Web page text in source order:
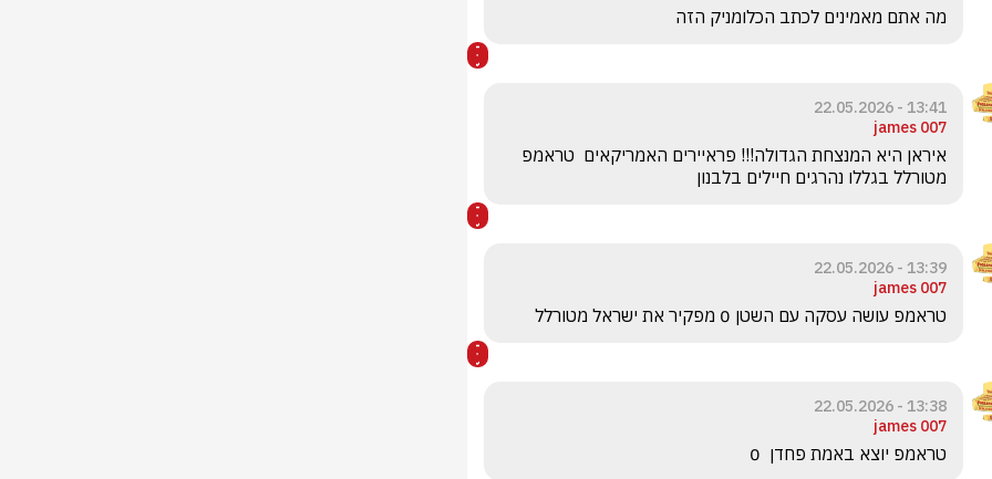
מה אתם מאמינים לכתב הכלומניק הזה
13:41 - 22.05.2026
james 007
מטורלל בגללו נהרגים חיילים בלבנון
13:39 - 22.05.2026
james 007
טראמפ עושה עסקה עם השטן 0 מפקיר את ישראל מטורלל
13:38 - 22.05.2026
james 007
טראמפ יוצא באמת פחדן  0